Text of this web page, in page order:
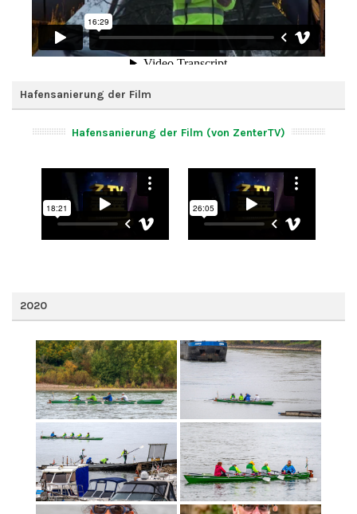
Hafensanierung der Film
Hafensanierung der Film (von ZenterTV)
2020